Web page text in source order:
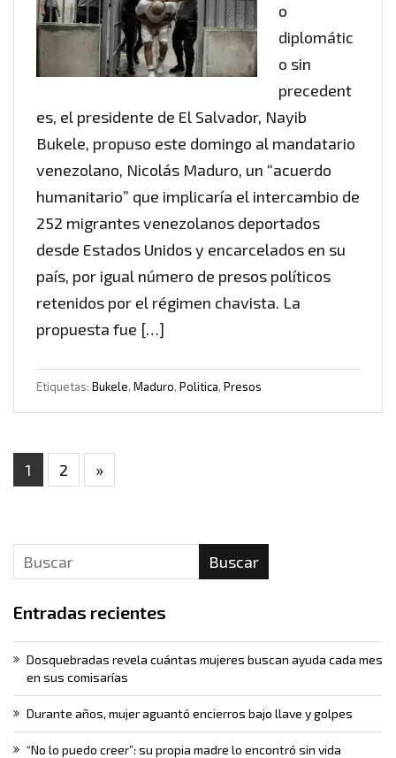
o
diplomátic
o sin
precedent
es, el presidente de El Salvador, Nayib
Bukele, propuso este domingo al mandatario
venezolano, Nicolás Maduro, un “acuerdo
humanitario” que implicaría el intercambio de
252 migrantes venezolanos deportados
desde Estados Unidos y encarcelados en su
país, por igual número de presos políticos
retenidos por el régimen chavista. La
propuesta fue […]
Etiquetas: Bukele, Maduro, Politica, Presos
1 2 »
Buscar
Entradas recientes
Dosquebradas revela cuántas mujeres buscan ayuda cada mes
en sus comisarías
Durante años, mujer aguantó encierros bajo llave y golpes
“No lo puedo creer”: su propia madre lo encontró sin vida